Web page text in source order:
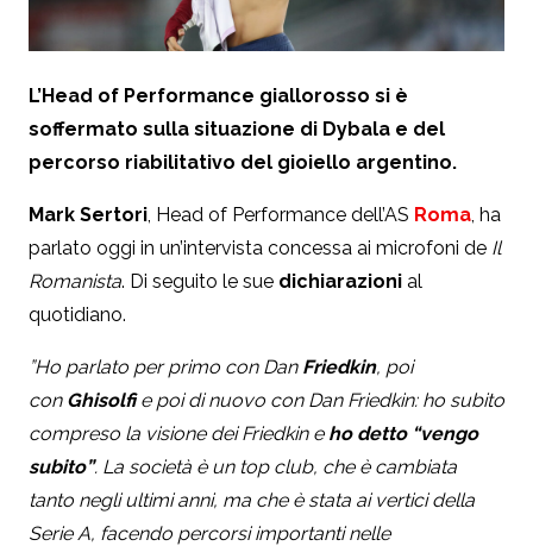
L’Head of Performance giallorosso si è
soffermato sulla situazione di Dybala e del
percorso riabilitativo del gioiello argentino.
Mark Sertori, Head of Performance dell’AS Roma, ha
parlato oggi in un’intervista concessa ai microfoni de Il
Romanista. Di seguito le sue dichiarazioni al
quotidiano.
”Ho parlato per primo con Dan Friedkin, poi
con Ghisolfi e poi di nuovo con Dan Friedkin: ho subito
compreso la visione dei Friedkin e ho detto “vengo
subito”. La società è un top club, che è cambiata
tanto negli ultimi anni, ma che è stata ai vertici della
Serie A, facendo percorsi importanti nelle